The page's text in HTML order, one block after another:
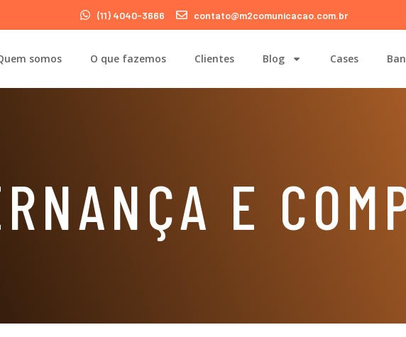
(11) 4040-3666 contato@m2comunicacao.com.br
somos O que fazemos Clientes Blog Cases
E